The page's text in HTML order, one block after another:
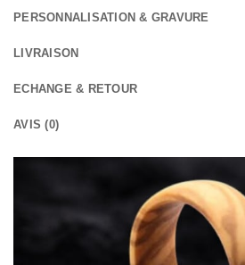
PERSONNALISATION & GRAVURE
LIVRAISON
ECHANGE & RETOUR
AVIS (0)